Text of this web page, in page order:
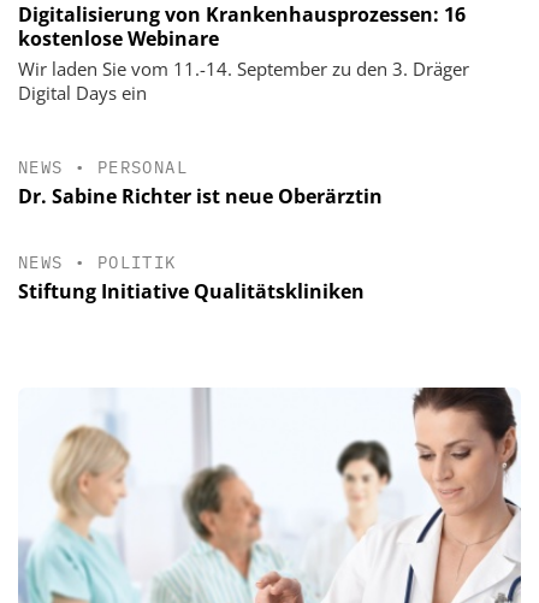
Digitalisierung von Krankenhausprozessen: 16
kostenlose Webinare
Wir laden Sie vom 11.-14. September zu den 3. Dräger
Digital Days ein
NEWS • PERSONAL
Dr. Sabine Richter ist neue Oberärztin
NEWS • POLITIK
Stiftung Initiative Qualitätskliniken